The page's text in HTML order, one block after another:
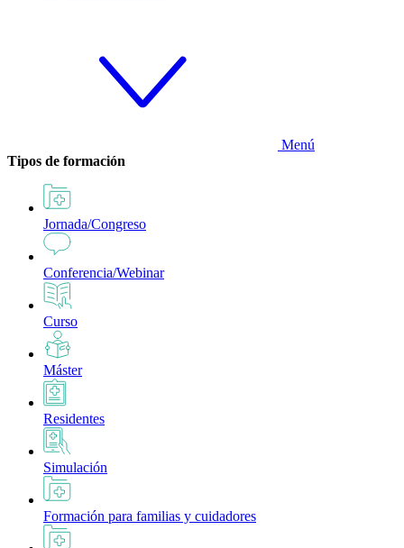
Menú
Tipos de formación
Jornada/Congreso
Conferencia/Webinar
Curso
Máster
Residentes
Simulación
Formación para familias y cuidadores